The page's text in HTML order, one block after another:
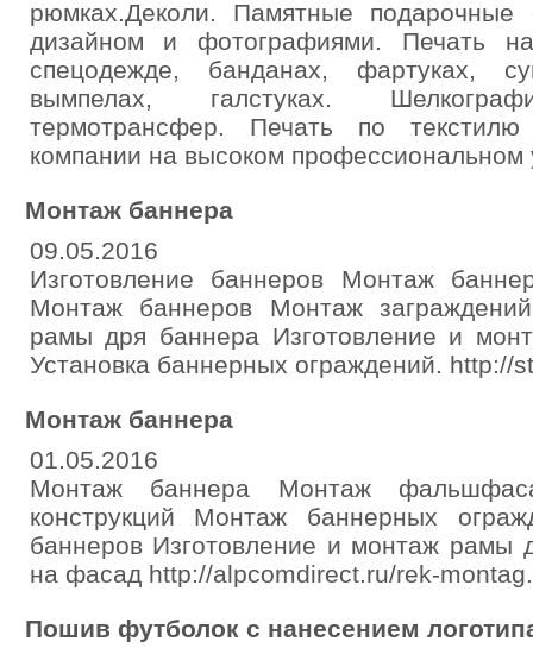
рюмках.Деколи. Памятные
дизайном и фотографиями. Печать
спецодежде, банданах, фартуках,
вымпелах, галстуках.
термотрансфер. Печать по
компании на высоком профессиональном
Монтаж баннера
09.05.2016
Изготовление баннеров Монтаж
Монтаж баннеров Монтаж
рамы дря баннера Изготовление и
Установка баннерных ограждений. http://
Монтаж баннера
01.05.2016
Монтаж баннера Монтаж
конструкций Монтаж баннерных
баннеров Изготовление и монтаж рамы
на фасад http://alpcomdirect.ru/rek-
Пошив футболок с нанесением